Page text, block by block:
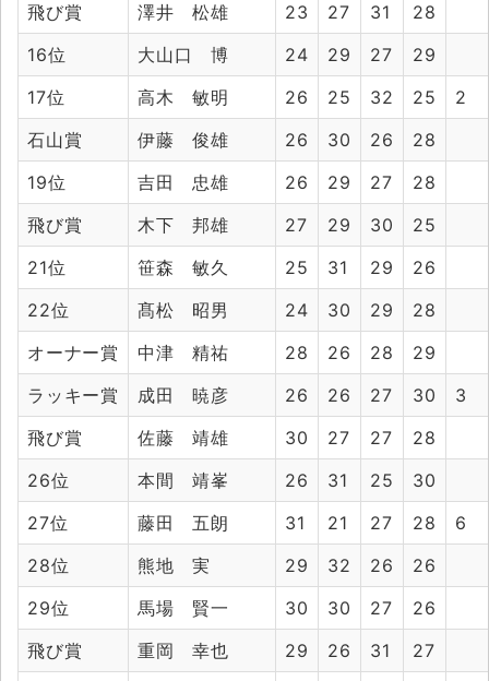
飛び賞
澤井 松雄 23 27 31
28
16位
大山口 博 24 29 27
29
17位
高木 敏明 26 25 32 25
2
石山賞
伊藤 俊雄 26 30 26
28
19位
吉田 忠雄 26 29 27
28
飛び賞
木下 邦雄 27 29 30
25
21位
笹森 敏久 25 31 29
26
22位
髙松 昭男 24 30 29
28
オーナー賞
中津 精祐 28 26 28
29
ラッキー賞
成田 暁彦 26 26 27 30
3
飛び賞
佐藤 靖雄 30 27 27
28
26位
本間 靖峯 26 31 25
30
27位
藤田 五朗 31 21 27 28
6
28位
熊地 実 29 32 26
26
29位
馬場 賢一 30 30 27
26
飛び賞
重岡 幸也 29 26 31
27